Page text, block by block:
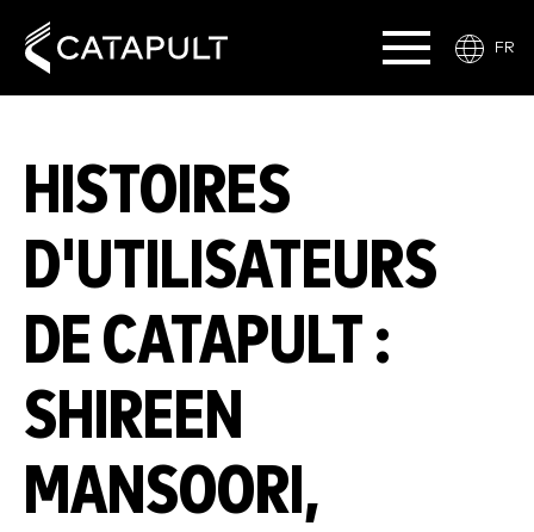
FR
HISTOIRES
D'UTILISATEURS
DE CATAPULT :
SHIREEN
MANSOORI,